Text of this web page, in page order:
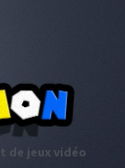
de jeux vidéo